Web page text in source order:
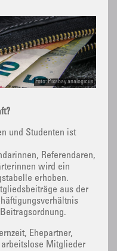
Foto: Pixabay analogicus
und Studenten ist
Referendaren,
wird ein
erhoben.
aus der
Ehepartner,
Mitglieder